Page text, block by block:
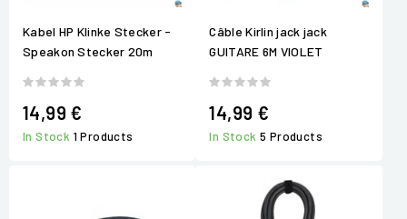
Kabel HP Klinke Stecker -
Speakon Stecker 20m
14,99 €
In Stock 1 Products
Câble Kirlin jack jack
GUITARE 6M VIOLET
14,99 €
In Stock5 Products